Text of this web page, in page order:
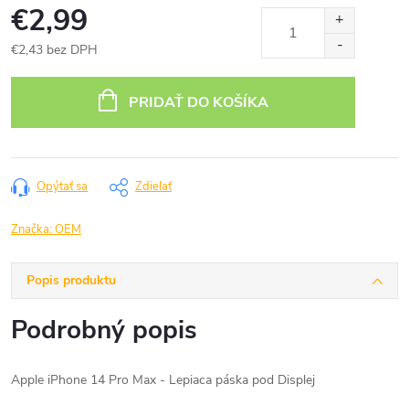
€2,99
€2,43 bez DPH
PRIDAŤ DO KOŠÍKA
Opýtať sa Zdieľať
Značka:OEM
Popis produktu
Podrobný popis
Apple iPhone 14 Pro Max - Lepiaca páska pod Displej